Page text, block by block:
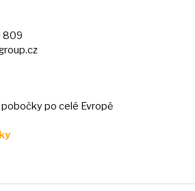
809
po celé Evropě